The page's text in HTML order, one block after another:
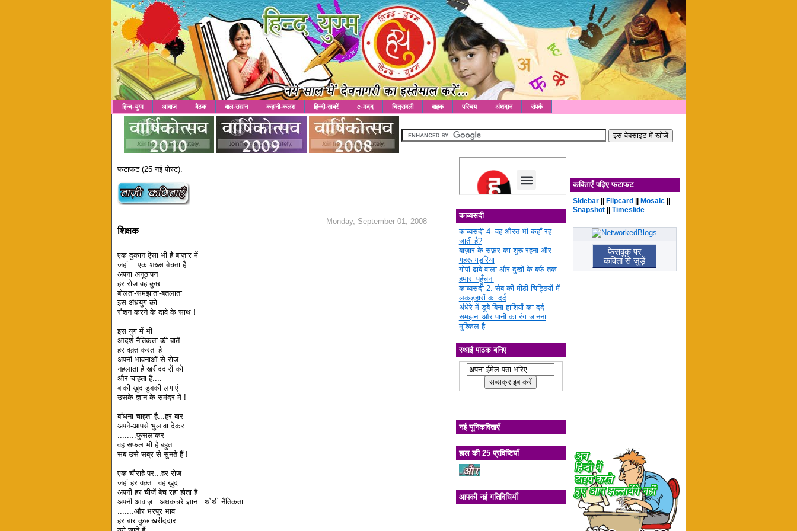
हिन्द-युग्म आवाज बैठक बाल-उद्यान कहानी-कलश हिन्दी-ख़बरें e-मदद चित्रावली वाहक परिचय अंशदान संपर्क
फटाफट (25 नई पोस्ट):
Monday, September 01, 2008
शिक्षक
एक दुकान ऐसा भी है बाज़ार में
जहां....एक शख्स बेचता है
अपना अनूठापन
हर रोज वह कुछ
बोलता-समझाता-बतलाता
इस अंधयुग को
रौशन करने के दावे के साथ !
इस युग में भी
आदर्श-नैतिकता की बातें
हर वक़्त करता है
अपनी भावनाओं से रोज
नहलाता है खरीददारों को
और चाहता है....
बाकी ख़ुद डुबकी लगाएं
उसके ज्ञान के समंदर में !
बांधना चाहता है...हर बार
अपने-आपसे भुलावा देकर....
........फुसलाकर
वह सफल भी है बहुत
सब उसे सब्र से सुनते हैं !
एक चौराहे पर...हर रोज
जहां हर वक़्त...वह ख़ुद
अपनी हर चीजें बेच रहा होता है
अपनी आवाज़...अधकचरे ज्ञान...थोथी नैतिकता....
.......और भरपूर भाव
हर बार कुछ खरीददार
काव्यसदी
काव्यसदी 4- वह औरत भी कहाँ रह
जाती है?
बाज़ार के सफ़र का शुरू रहना और
गहरू गड़रिया
गोपी ढाबे वाला और दुखों के बर्फ तक
हमारा पहुँचना
काव्यसदी-2: सेब की मीठी चिट्ठियों में
लकड़हारों का दर्द
अंधेरे में डूबे बिना हाशियों का दर्द
समझना और पानी का रंग जानना
मुश्किल है
स्थाई पाठक बनिए
नई यूनिकविताएँ
हाल की 25 प्रविष्टियाँ
आपकी नई गतिविधियाँ
कविताएँ पढ़िए फटाफट
Sidebar ||Flipcard ||Mosaic ||
Snapshot ||Timeslide
फेसबुक पर
कविता से जुड़ें